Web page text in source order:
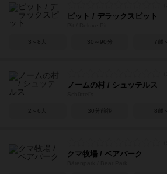
ピット / デラックスピット
3～8人 30～90分 7歳～
ノームの村 / シュッテルス
2～6人 30分前後 8歳～
クマ牧場 / ベアパーク